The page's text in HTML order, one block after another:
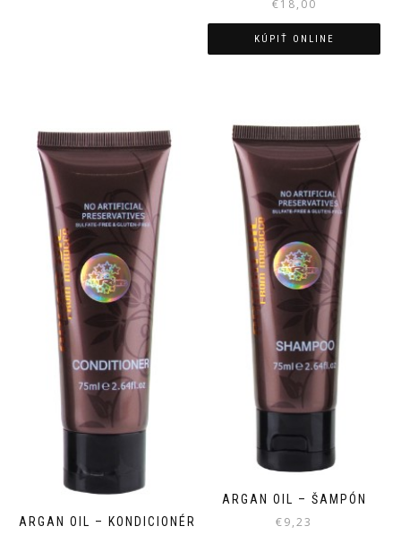
€18,00
KÚPIŤ ONLINE
ARGAN OIL – KONDICIONÉR
ARGAN OIL – ŠAMPÓN
€9,23